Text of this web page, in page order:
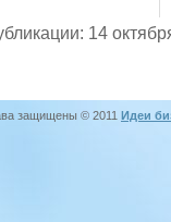
14
защищены © 2011 Идеи